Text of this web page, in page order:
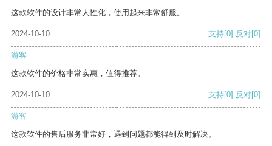
这款软件的设计非常人性化，使用起来非常舒服。
2024-10-10 支持[0] 反对[0]
游客
这款软件的价格非常实惠，值得推荐。
2024-10-10 支持[0] 反对[0]
游客
这款软件的售后服务非常好，遇到问题都能得到及时解决。